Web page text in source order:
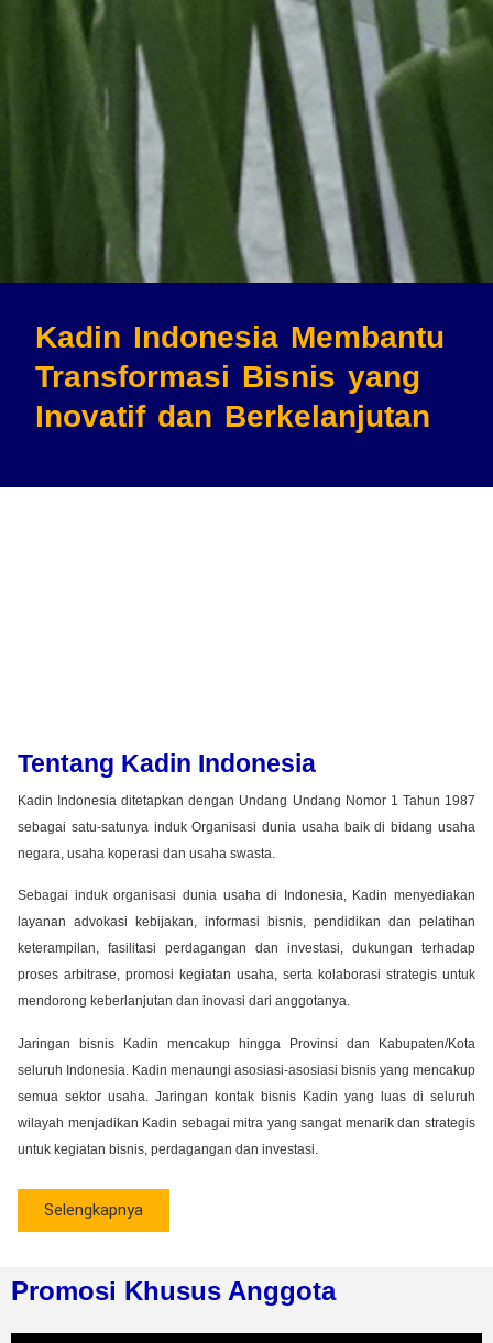
Kadin Indonesia Membantu
Transformasi Bisnis yang
Inovatif dan Berkelanjutan
Tentang Kadin Indonesia
Kadin Indonesia ditetapkan dengan Undang Undang Nomor 1 Tahun 1987
sebagai satu-satunya induk Organisasi dunia usaha baik di bidang usaha
negara, usaha koperasi dan usaha swasta.
Sebagai induk organisasi dunia usaha di Indonesia, Kadin menyediakan
layanan advokasi kebijakan, informasi bisnis, pendidikan dan pelatihan
keterampilan, fasilitasi perdagangan dan investasi, dukungan terhadap
proses arbitrase, promosi kegiatan usaha, serta kolaborasi strategis untuk
mendorong keberlanjutan dan inovasi dari anggotanya.
Jaringan bisnis Kadin mencakup hingga Provinsi dan Kabupaten/Kota
seluruh Indonesia. Kadin menaungi asosiasi-asosiasi bisnis yang mencakup
semua sektor usaha. Jaringan kontak bisnis Kadin yang luas di seluruh
wilayah menjadikan Kadin sebagai mitra yang sangat menarik dan strategis
untuk kegiatan bisnis, perdagangan dan investasi.
Selengkapnya
Promosi Khusus Anggota